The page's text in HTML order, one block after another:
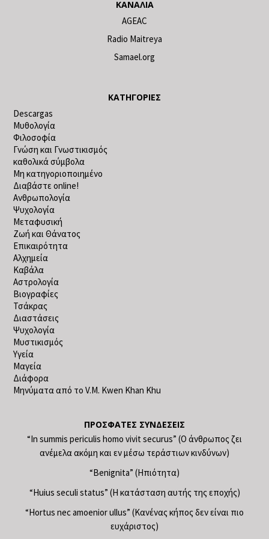
ΚΑΝΆΛΙΑ
AGEAC
Radio Maitreya
Samael.org
ΚΑΤΗΓΟΡΊΕΣ
Descargas
Μυθολογία
Φιλοσοφία
Γνώση και Γνωστικισμός
καθολικά σύμβολα
Μη κατηγοριοποιημένο
Διαβάστε online!
Ανθρωπολογία
Ψυχολογία
Μεταφυσική
Ζωή και Θάνατος
Επικαιρότητα
Αλχημεία
Καβάλα
Αστρολογία
Βιογραφίες
Τσάκρας
Διαστάσεις
Ψυχολογία
Μυστικισμός
Υγεία
Μαγεία
Διάφορα
Μηνύματα από το V.M. Kwen Khan Khu
ΠΡΌΣΦΑΤΕΣ ΣΥΝΔΈΣΕΙΣ
“In summis periculis homo vivit securus” (Ο άνθρωπος ζει
ανέμελα ακόμη και εν μέσω τεράστιων κινδύνων)
“Benignita” (Ηπιότητα)
“Huius seculi status” (Η κατάσταση αυτής της εποχής)
“Hortus nec amoenior ullus” (Κανένας κήπος δεν είναι πιο
ευχάριστος)